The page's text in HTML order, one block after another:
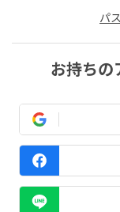
パ
お持ちの